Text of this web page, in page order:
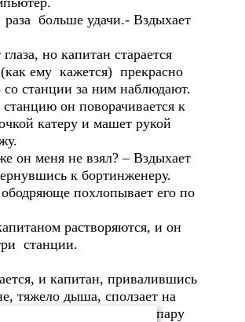
больше удачи.- Вздыхает
но капитан старается
ему кажется) прекрасно
станции за ним наблюдают.
станцию он поворачивается к
катеру и машет рукой
он меня не взял? – Вздыхает
к бортинженеру.
похлопывает его по
растворяются, и он
станции.
и капитан, привалившись
тяжело дыша, сползает на
пол тамбура. Проходит пару